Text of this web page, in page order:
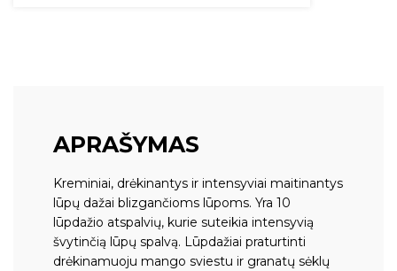
APRAŠYMAS
Kreminiai, drėkinantys ir intensyviai maitinantys
lūpų dažai blizgančioms lūpoms. Yra 10
lūpdažio atspalvių, kurie suteikia intensyvią
švytinčią lūpų spalvą. Lūpdažiai praturtinti
drėkinamuoju mango sviestu ir granatų sėklų